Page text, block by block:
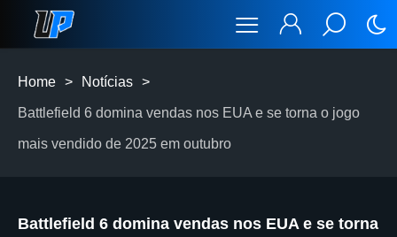
Home > Notícias >
Battlefield 6 domina vendas nos EUA e se torna o jogo
mais vendido de 2025 em outubro
Battlefield 6 domina vendas nos EUA e se torna